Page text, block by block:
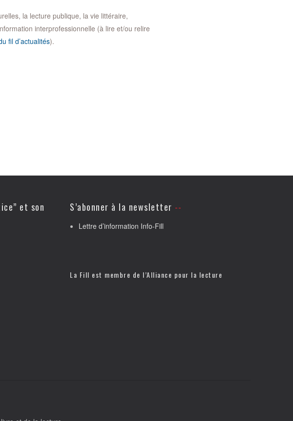
la lecture publique, la vie littéraire,
interprofessionnelle (à lire et/ou relire
fil d’actualités).
et son
S’abonner à la newsletter
Lettre d’information Info-Fill
La Fill est membre de l’Alliance pour la lecture